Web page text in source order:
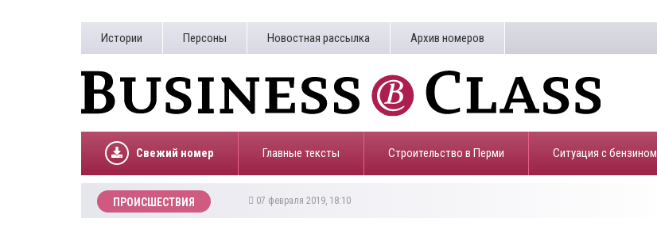
Истории Персоны Новостная рассылка Архив номеров
Свежий номер Главные тексты Строительство в Перми ​Ситуация с бензином
ПРОИСШЕСТВИЯ 07 февраля 2019, 18:10